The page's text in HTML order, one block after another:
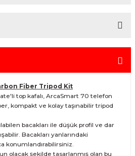
lütfen
sayesinde, İstanbul içindeki
sunulmaktadır. Bu garanti,
itibaren geçerlidir ve her türlü bakım ve
alışveriş ve destek için her zaman
Fiber Tripod Kit
top kafalı, ArcaSmart 70 telefon
kompakt ve kolay taşınabilir tripod
bacakları ile düşük profil ve dar
Bacakları yanlarındaki
konumlandırabilirsiniz.
olacak şekilde tasarlanmış olan bu